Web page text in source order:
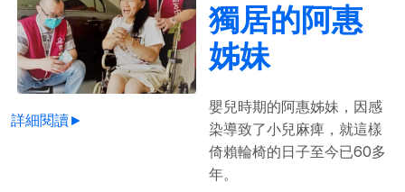
詳細閱讀►
獨居的阿惠
姊妹
嬰兒時期的阿惠姊妹，因感
染導致了小兒麻痺，就這樣
倚賴輪椅的日子至今已60多
年。